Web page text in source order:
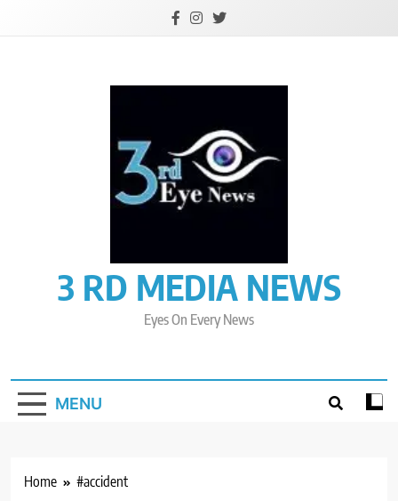
3 RD MEDIA NEWS
Eyes On Every News
MENU
Home #accident